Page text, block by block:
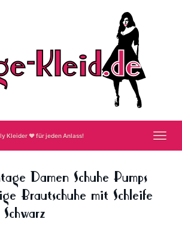
Kleider ❤ für jeden Anlass!
Damen Schuhe Pumps
Brautschuhe mit Schleife